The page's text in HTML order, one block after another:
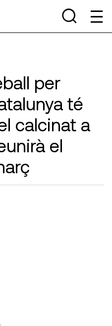
per
té
calcinat a
el